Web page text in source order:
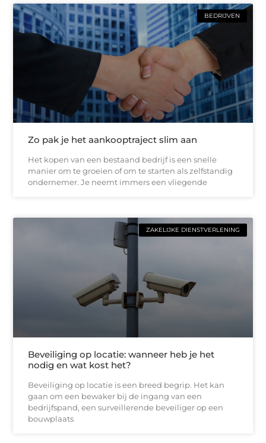
BEDRIJVEN
Zo pak je het aankooptraject slim aan
Het kopen van een bestaand bedrijf is een snelle
manier om te groeien of om te starten als zelfstandig
ondernemer. Je neemt immers een vliegende
ZAKELIJKE DIENSTVERLENING
Beveiliging op locatie: wanneer heb je het
nodig en wat kost het?
Beveiliging op locatie is een breed begrip. Het kan
gaan om een bewaker bij de ingang van een
bedrijfspand, een surveillerende beveiliger op een
bouwplaats